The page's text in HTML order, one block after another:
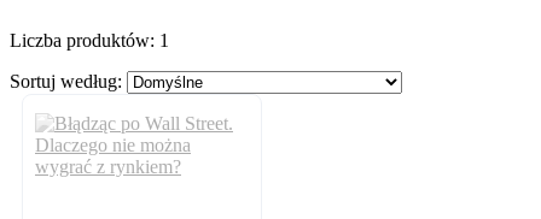
Liczba produktów: 1
Sortuj według: